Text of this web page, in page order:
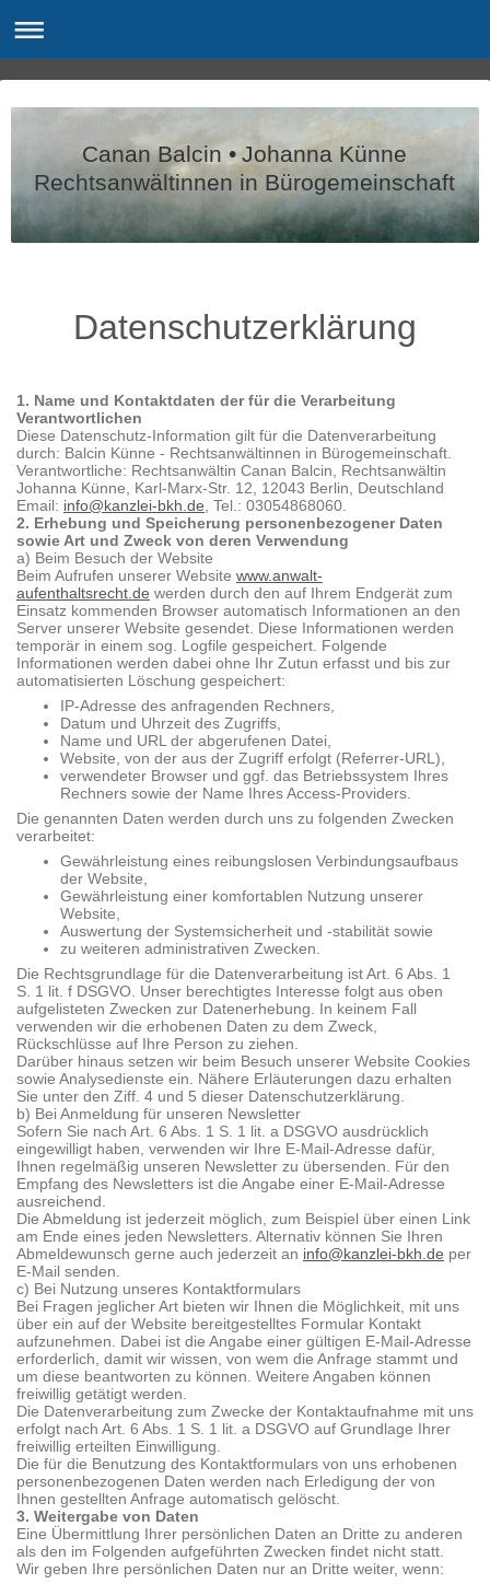
Canan Balcin • Johanna Künne
Rechtsanwältinnen in Bürogemeinschaft
Datenschutzerklärung
1. Name und Kontaktdaten der für die Verarbeitung
Verantwortlichen
Diese Datenschutz-Information gilt für die Datenverarbeitung
durch: Balcin Künne - Rechtsanwältinnen in Bürogemeinschaft.
Verantwortliche: Rechtsanwältin Canan Balcin, Rechtsanwältin
Johanna Künne, Karl-Marx-Str. 12, 12043 Berlin, Deutschland
Email: info@kanzlei-bkh.de, Tel.: 03054868060.
2. Erhebung und Speicherung personenbezogener Daten
sowie Art und Zweck von deren Verwendung
a) Beim Besuch der Website
Beim Aufrufen unserer Website www.anwalt-
aufenthaltsrecht.de werden durch den auf Ihrem Endgerät zum
Einsatz kommenden Browser automatisch Informationen an den
Server unserer Website gesendet. Diese Informationen werden
temporär in einem sog. Logfile gespeichert. Folgende
Informationen werden dabei ohne Ihr Zutun erfasst und bis zur
automatisierten Löschung gespeichert:
IP-Adresse des anfragenden Rechners,
Datum und Uhrzeit des Zugriffs,
Name und URL der abgerufenen Datei,
Website, von der aus der Zugriff erfolgt (Referrer-URL),
verwendeter Browser und ggf. das Betriebssystem Ihres
Rechners sowie der Name Ihres Access-Providers.
Die genannten Daten werden durch uns zu folgenden Zwecken
verarbeitet:
Gewährleistung eines reibungslosen Verbindungsaufbaus
der Website,
Gewährleistung einer komfortablen Nutzung unserer
Website,
Auswertung der Systemsicherheit und -stabilität sowie
zu weiteren administrativen Zwecken.
Die Rechtsgrundlage für die Datenverarbeitung ist Art. 6 Abs. 1
S. 1 lit. f DSGVO. Unser berechtigtes Interesse folgt aus oben
aufgelisteten Zwecken zur Datenerhebung. In keinem Fall
verwenden wir die erhobenen Daten zu dem Zweck,
Rückschlüsse auf Ihre Person zu ziehen.
Darüber hinaus setzen wir beim Besuch unserer Website Cookies
sowie Analysedienste ein. Nähere Erläuterungen dazu erhalten
Sie unter den Ziff. 4 und 5 dieser Datenschutzerklärung.
b) Bei Anmeldung für unseren Newsletter
Sofern Sie nach Art. 6 Abs. 1 S. 1 lit. a DSGVO ausdrücklich
eingewilligt haben, verwenden wir Ihre E-Mail-Adresse dafür,
Ihnen regelmäßig unseren Newsletter zu übersenden. Für den
Empfang des Newsletters ist die Angabe einer E-Mail-Adresse
ausreichend.
Die Abmeldung ist jederzeit möglich, zum Beispiel über einen Link
am Ende eines jeden Newsletters. Alternativ können Sie Ihren
Abmeldewunsch gerne auch jederzeit an info@kanzlei-bkh.de per
E-Mail senden.
c) Bei Nutzung unseres Kontaktformulars
Bei Fragen jeglicher Art bieten wir Ihnen die Möglichkeit, mit uns
über ein auf der Website bereitgestelltes Formular Kontakt
aufzunehmen. Dabei ist die Angabe einer gültigen E-Mail-Adresse
erforderlich, damit wir wissen, von wem die Anfrage stammt und
um diese beantworten zu können. Weitere Angaben können
freiwillig getätigt werden.
Die Datenverarbeitung zum Zwecke der Kontaktaufnahme mit uns
erfolgt nach Art. 6 Abs. 1 S. 1 lit. a DSGVO auf Grundlage Ihrer
freiwillig erteilten Einwilligung.
Die für die Benutzung des Kontaktformulars von uns erhobenen
personenbezogenen Daten werden nach Erledigung der von
Ihnen gestellten Anfrage automatisch gelöscht.
3. Weitergabe von Daten
Eine Übermittlung Ihrer persönlichen Daten an Dritte zu anderen
als den im Folgenden aufgeführten Zwecken findet nicht statt.
Wir geben Ihre persönlichen Daten nur an Dritte weiter, wenn: